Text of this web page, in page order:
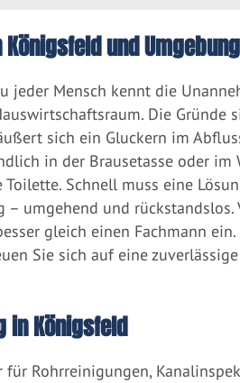
und
jeder Mensch kennt die
Die Gründe
sich ein Gluckern im
in der Brausetasse oder im
Schnell muss eine
umgehend und rückstandslos.
gleich einen Fachmann
Sie sich auf eine
in Königsfeld
Rohrreinigungen,